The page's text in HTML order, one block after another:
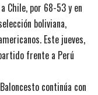
Chile, por 68-53 y en
boliviana,
Este jueves,
frente a Perú
continúa con